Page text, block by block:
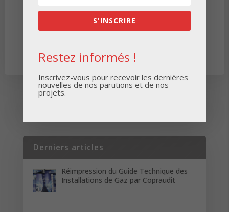
Derniers articles
Réimpression du Guide Technique des
Installations de Gaz par Copraudit
S'INSCRIRE
Restez informés !
Inscrivez-vous pour recevoir les dernières
nouvelles de nos parutions et de nos
projets.